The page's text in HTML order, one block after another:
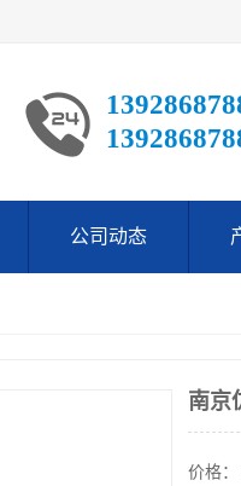
公司动态
南京
价格：